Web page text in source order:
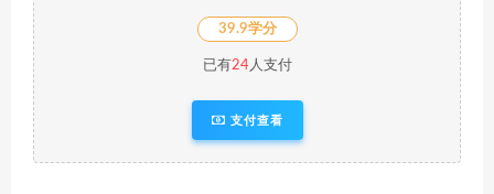
39.9学分
已有24人支付
支付查看